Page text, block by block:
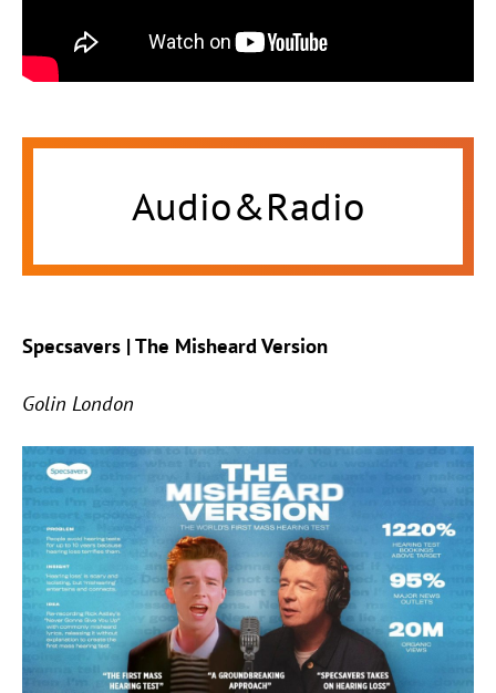
Audio&Radio
Specsavers | The Misheard Version
Golin London